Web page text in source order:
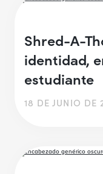
Shred-A-
identidad,
estudiante
18 DE JUNIO DE